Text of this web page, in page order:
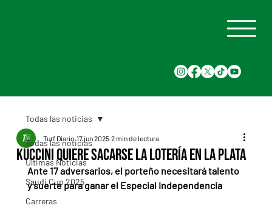
Todas las noticias
Últimas Noticias
Saudi Cup 2025
Carreras
Todas las noticias
Kuccini quiere sacarse la lotería en La Plata
Turf Diario 17 jun 2025 2 min de lectura
Ante 17 adversarios, el porteño necesitará talento
y suerte para ganar el Especial Independencia